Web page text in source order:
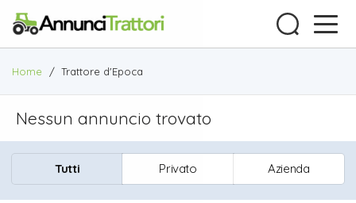
Home / Trattore d'Epoca
Nessun annuncio trovato
Tutti Privato Azienda